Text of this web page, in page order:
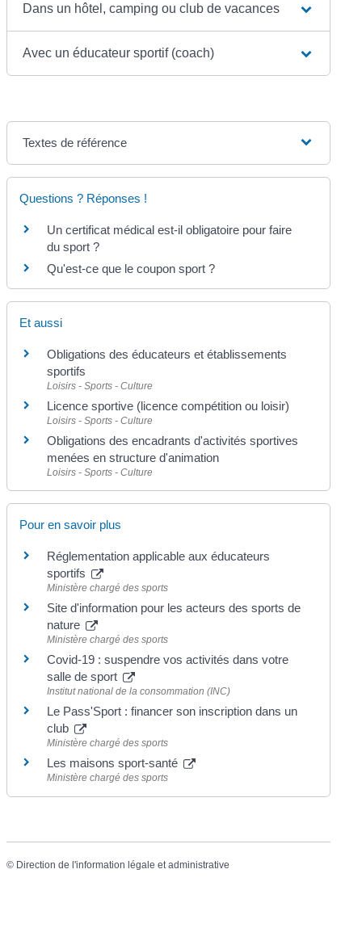
Dans un hôtel, camping ou club de vacances
Avec un éducateur sportif (coach)
Textes de référence
Questions ? Réponses !
Un certificat médical est-il obligatoire pour faire
du sport ?
Qu'est-ce que le coupon sport ?
Et aussi
Obligations des éducateurs et établissements
sportifs
Loisirs - Sports - Culture
Licence sportive (licence compétition ou loisir)
Loisirs - Sports - Culture
Obligations des encadrants d'activités sportives
menées en structure d'animation
Loisirs - Sports - Culture
Pour en savoir plus
Réglementation applicable aux éducateurs
sportifs
Ministère chargé des sports
Site d'information pour les acteurs des sports de
nature
Ministère chargé des sports
Covid-19 : suspendre vos activités dans votre
salle de sport
Institut national de la consommation (INC)
Le Pass'Sport : financer son inscription dans un
club
Ministère chargé des sports
Les maisons sport-santé
Ministère chargé des sports
© Direction de l'information légale et administrative